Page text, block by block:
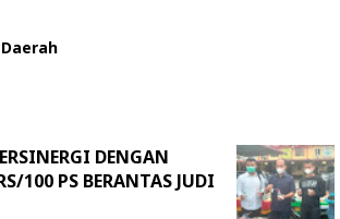
DENGAN
100 PS BERANTAS JUDI